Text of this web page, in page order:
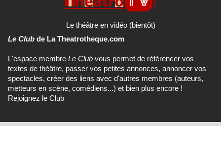
Le théâtre en vidéo (bientôt)
Le Club de La Theatrotheque.com
L'espace membre Le Club vous permet de référencer vos
textes de théâtre, passer vos petites annonces, annoncer vos
spectacles, créer des liens avec d'autres membres (auteurs,
metteurs en scène, comédiens...) et bien plus encore !
Rejoignez le Club